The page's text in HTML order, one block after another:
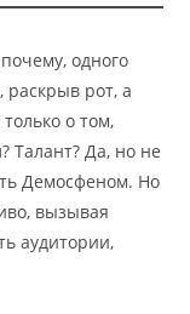
одного
раскрыв рот, а
о том,
Талант? Да, но не
Демосфеном. Но
вызывая
аудитории,